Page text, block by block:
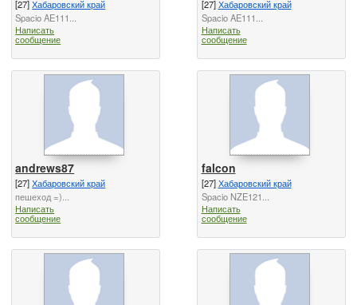
[27]Хабаровский край
Spacio AE111...
Написать
сообщение
[27]Хабаровский край
Spacio AE111...
Написать
сообщение
andrews87
[27]Хабаровский край
пешеход =)...
Написать
сообщение
falcon
[27]Хабаровский край
Spacio NZE121...
Написать
сообщение